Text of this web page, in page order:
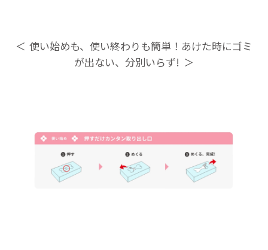
使い始めも、使い終わりも簡単！あけた時にゴミ
が出ない、分別いらず!